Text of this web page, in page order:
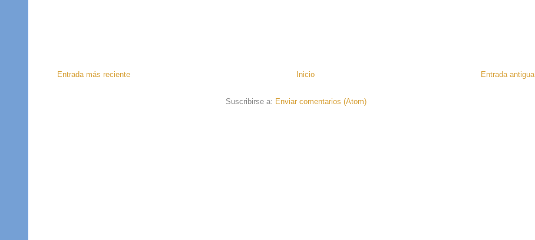
Entrada más reciente Entrada antigua
Inicio
Suscribirse a: Enviar comentarios (Atom)